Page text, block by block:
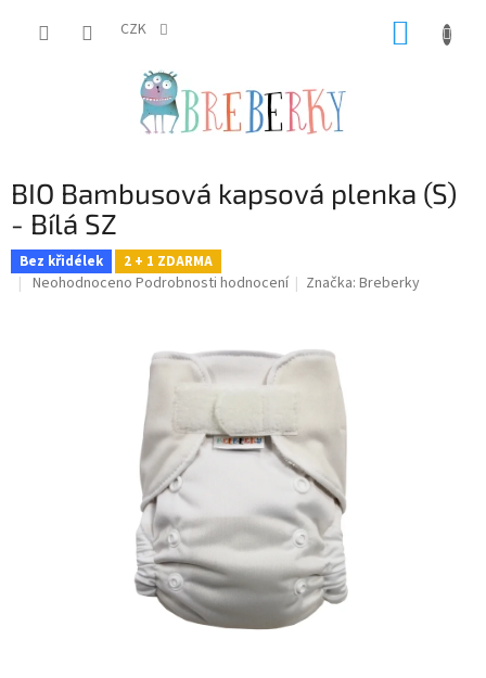
CZK
BIO Bambusová kapsová plenka (S)
- Bílá SZ
Bez křidélek 2 + 1 ZDARMA
Průměrné
Neohodnoceno Podrobnosti hodnocení Značka:Breberky